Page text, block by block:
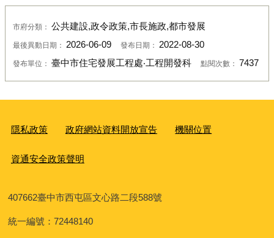
市府分類： 公共建設,政令政策,市長施政,都市發展
最後異動日期： 2026-06-09 發布日期： 2022-08-30
發布單位： 臺中市住宅發展工程處‧工程開發科 點閱次數： 7437
隱私政策 政府網站資料開放宣告 機關位置
資通安全政策聲明
407662臺中市西屯區文心路二段588號
統一編號：72448140